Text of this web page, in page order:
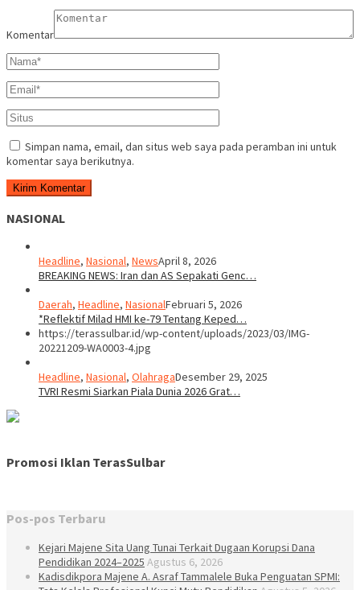
Komentar
Simpan nama, email, dan situs web saya pada peramban ini untuk
komentar saya berikutnya.
NASIONAL
Headline, Nasional, NewsApril 8, 2026
BREAKING NEWS: Iran dan AS Sepakati Genc…
Daerah, Headline, NasionalFebruari 5, 2026
*Reflektif Milad HMI ke-79 Tentang Keped…
https://terassulbar.id/wp-content/uploads/2023/03/IMG-
20221209-WA0003-4.jpg
Headline, Nasional, OlahragaDesember 29, 2025
TVRI Resmi Siarkan Piala Dunia 2026 Grat…
Promosi Iklan TerasSulbar
Pos-pos Terbaru
Kejari Majene Sita Uang Tunai Terkait Dugaan Korupsi Dana
Pendidikan 2024–2025 Agustus 6, 2026
Kadisdikpora Majene A. Asraf Tammalele Buka Penguatan SPMI: